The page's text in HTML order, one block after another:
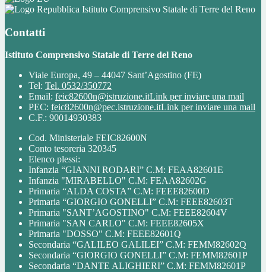
Istituto Comprensivo Statale di Terre del Reno
Contatti
Istituto Comprensivo Statale di Terre del Reno
Viale Europa, 49 – 44047 Sant’Agostino (FE)
Tel: Tel. 0532/350772
Email: feic82600n@istruzione.itLink per inviare una mail
PEC: feic82600n@pec.istruzione.itLink per inviare una mail
C.F.: 90014930383
Cod. Ministeriale FEIC82600N
Conto tesoreria 320345
Elenco plessi:
Infanzia “GIANNI RODARI” C.M: FEAA82601E
Infanzia "MIRABELLO" C.M: FEAA82602G
Primaria “ALDA COSTA” C.M: FEEE82600D
Primaria “GIORGIO GONELLI” C.M: FEEE82603T
Primaria "SANT’AGOSTINO" C.M: FEEE82604V
Primaria "SAN CARLO" C.M: FEEE82605X
Primaria "DOSSO" C.M: FEEE82601Q
Secondaria “GALILEO GALILEI” C.M: FEMM82602Q
Secondaria “GIORGIO GONELLI” C.M: FEMM82601P
Secondaria “DANTE ALIGHIERI” C.M: FEMM82601P